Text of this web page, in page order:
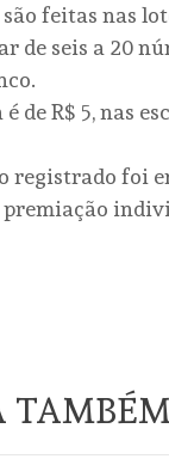
feitas nas
de seis a 20
de R$ 5, nas
registrado foi
premiação